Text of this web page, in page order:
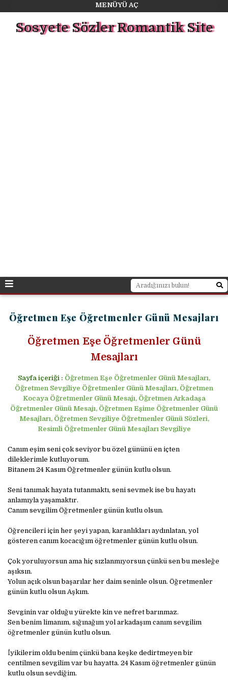
MENÜYÜ AÇ
Sosyete Sözler Romantik Site
Öğretmen Eşe Öğretmenler Günü Mesajları
Öğretmen Eşe Öğretmenler Günü
Mesajları
Sayfa içeriği : Öğretmen Eşe Öğretmenler Günü Mesajları,
Öğretmen Sevgiliye Öğretmenler Günü Mesajları, Öğretmen
Kocaya Öğretmenler Günü Mesajı, Öğretmen Arkadaşa
Öğretmenler Günü Mesajı, Öğretmen Eşime Öğretmenler Günü
Mesajları, Öğretmen Sevgiliye Öğretmenler Günü Sözleri,
Resimli Öğretmenler Günü Mesajları Sevgiliye
Canım eşim seni çok seviyor bu özel gününü en içten
dileklerimle kutluyorum.
Bitanem 24 Kasım Öğretmenler günün kutlu olsun.
Seni tanımak hayata tutanmaktı, seni sevmek ise bu hayatı
anlamıyla yaşamaktır.
Canım sevgilim Öğretmenler günün kutlu olsun.
Öğrencileri için her şeyi yapan, karanlıkları aydınlatan, yol
gösteren canım kocacığım öğretmenler günün kutlu olsun.
Çok yoruluyorsun ama hiç sızlanmıyorsun çünkü sen bu mesleğe
aşıksın.
Yolun açık olsun başarılar her daim seninle olsun. Öğretmenler
günün kutlu olsun Aşkım.
Sevginin var olduğu yürekte kin ve nefret barınmaz.
Sen benim limanım, sığınağım yol arkadaşım canım sevgilim
öğretmenler günün kutlu olsun.
İyikilerim oldu benim çünkü bana keşke dedirtmeyen bir
centilmen sevgilim var bu hayatta. 24 Kasım öğretmenler günün
kutlu olsun sevdiğim.